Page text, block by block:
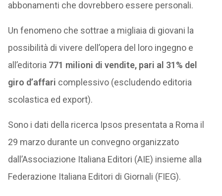
abbonamenti che dovrebbero essere personali.
Un fenomeno che sottrae a migliaia di giovani la
possibilità di vivere dell’opera del loro ingegno e
all’editoria 771 milioni di vendite, pari al 31% del
giro d’affari complessivo (escludendo editoria
scolastica ed export).
Sono i dati della ricerca Ipsos presentata a Roma il
29 marzo durante un convegno organizzato
dall’Associazione Italiana Editori (AIE) insieme alla
Federazione Italiana Editori di Giornali (FIEG).